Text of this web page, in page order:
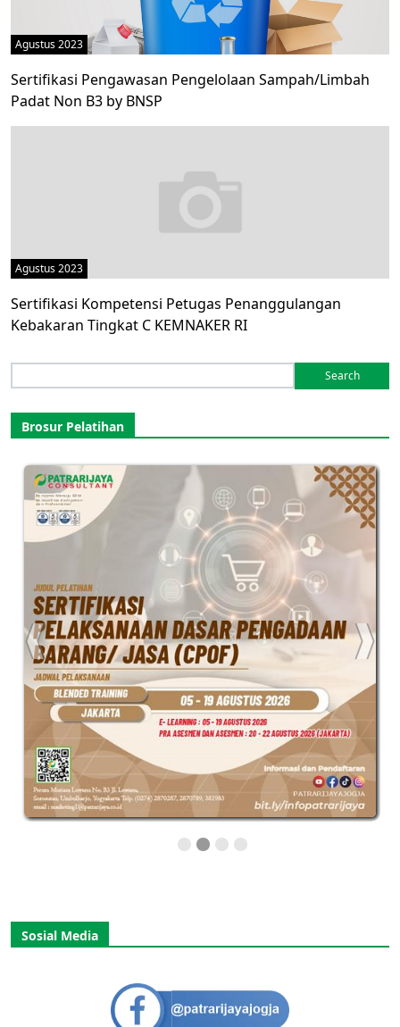
Agustus 2023
Sertifikasi Pengawasan Pengelolaan Sampah/Limbah
Padat Non B3 by BNSP
Agustus 2023
Sertifikasi Kompetensi Petugas Penanggulangan
Kebakaran Tingkat C KEMNAKER RI
for:
Brosur Pelatihan
Sosial Media